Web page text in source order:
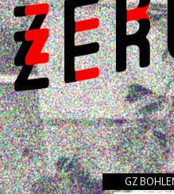
GZ